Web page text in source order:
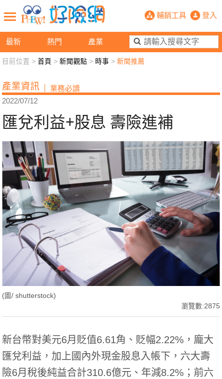
最新 熱門 產業
匯兌利益+股息 壽險進補- PHEW!
輔銷工具 登入
新聞觀點 業務交流 好險懂生活
退休先準備 好險學堂 輔銷工具 活動專區
目前位置 >首頁 >新聞觀點 > 時事 >新聞推薦
產業資訊 業務必讀
2022/07/12
匯兌利益+股息 壽險進補
(圖/ shutterstock)
瀏覽數:2875
新台幣對美元6月貶值6.61角、貶幅2.22%，龐大
匯兌利益，加上國內外現金股息入帳下，六大壽
險6月稅後純益合計310.6億元、年減8.2%；前六